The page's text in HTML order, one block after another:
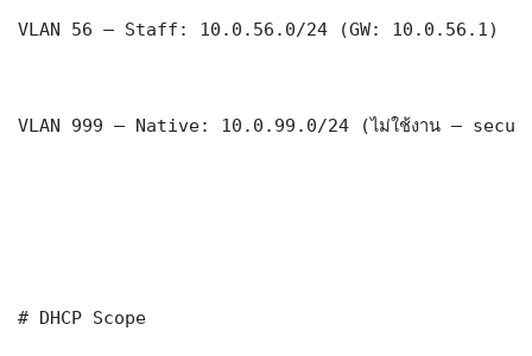
VLAN 56 — Staff: 10.0.56.0/24 (GW: 10.0.56.1)
VLAN 999 — Native: 10.0.99.0/24 (ไม่ใช้งาน —
# DHCP Scope